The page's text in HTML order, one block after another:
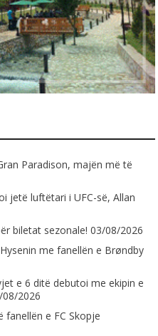
Paradison, majën më të
jetë luftëtari i UFC-së, Allan
biletat sezonale! 03/08/2026
me fanellën e Brøndby
e 6 ditë debutoi me ekipin e
08/2026
fanellën e FC Skopje